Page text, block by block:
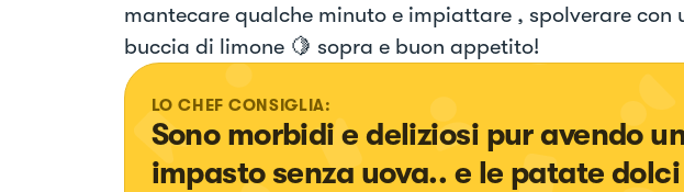
mantecare qualche minuto e impiattare , spolverare con
buccia di limone 🍋 sopra e buon appetito!
LO CHEF CONSIGLIA:
Sono morbidi e deliziosi pur avendo
impasto senza uova.. e le patate dolci